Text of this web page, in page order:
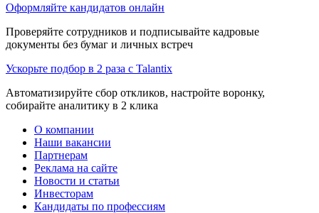
Оформляйте кандидатов онлайн
Проверяйте сотрудников и подписывайте кадровые
документы без бумаг и личных встреч
Ускорьте подбор в 2 раза с Talantix
Автоматизируйте сбор откликов, настройте воронку,
собирайте аналитику в 2 клика
О компании
Наши вакансии
Партнерам
Реклама на сайте
Новости и статьи
Инвесторам
Кандидаты по профессиям